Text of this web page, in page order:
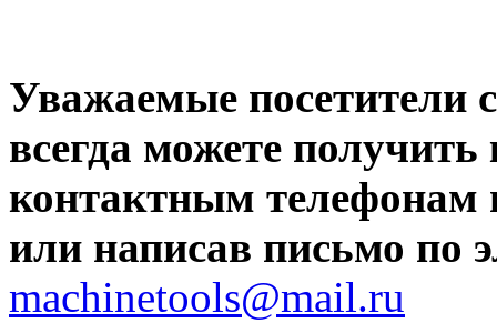
Уважаемые
всегда можете
контактным телефонам
или написав письмо по
machinetools@mail.ru